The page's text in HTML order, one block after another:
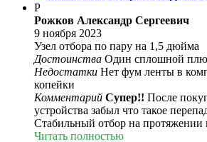
Р
Рожков Александр Сергеевич
9 ноября 2023
Узел отбора по пару на 1,5 дюйма
Достоинства Один сплошной
Недостатки Нет фум ленты в
копейки
Комментарий Супер!! После
устройства забыл что такое
Стабильный отбор на протяжении
Качественно проваренны швы.
Читать полностью